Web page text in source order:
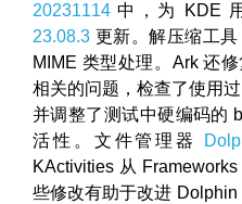
20231114 中，为 KDE
23.08.3 更新。解压缩工具
MIME 类型处理。Ark 还
相关的问题，检查了使用
并调整了测试中硬编码的
活性。文件管理器
KActivities 从
些修改有助于改进 Dolphin